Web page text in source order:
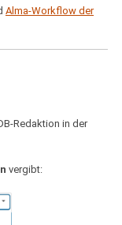
Alma-Workflow der
Redaktion in der
vergibt: